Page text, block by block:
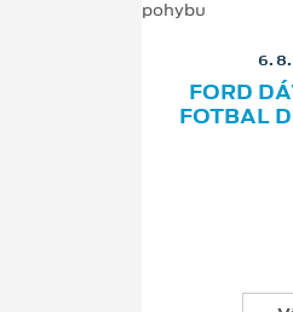
6.
FORD
FOTBAL